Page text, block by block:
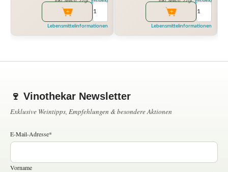
Lebensmittelinformationen Lebensmittelinformationen
🍷 Vinothekar Newsletter
Exklusive Weintipps, Empfehlungen & besondere Aktionen
E-Mail-Adresse*
Vorname